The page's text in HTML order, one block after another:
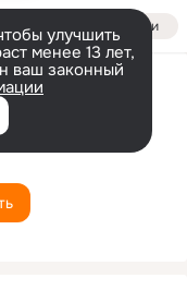
Войти
улучшить
менее 13 лет,
ваш законный